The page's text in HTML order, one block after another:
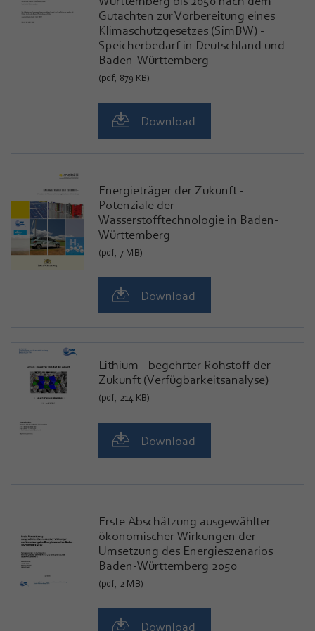
Gutachten zur Vorbereitung eines
Klimaschutzgesetzes (SimBW) -
Speicherbedarf in Deutschland und
Baden-Württemberg
(pdf, 879 KB)
Download
Energieträger der Zukunft -
Potenziale der
Wasserstofftechnologie in Baden-
Württemberg
(pdf, 7 MB)
Download
Lithium - begehrter Rohstoff der
Zukunft (Verfügbarkeitsanalyse)
(pdf, 214 KB)
Download
Erste Abschätzung ausgewählter
ökonomischer Wirkungen der
Umsetzung des Energieszenarios
Baden-Württemberg 2050
(pdf, 2 MB)
Download